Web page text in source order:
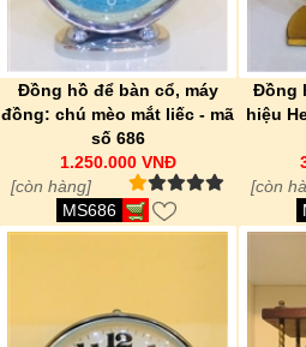
Đồng hồ để bàn cổ, máy
đồng: chú mèo mắt liếc - mã
số 686
1.250.000 VNĐ
[còn hàng]
MS686
Đồng
hiệu
[còn